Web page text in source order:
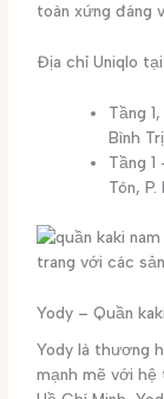
toàn xứng đáng
Địa chỉ Uniqlo tại
Tầng
Bình
Tầng
Tôn, P.
trang với các
Yody – Quần
Yody là thương
mạnh mẽ với hệ